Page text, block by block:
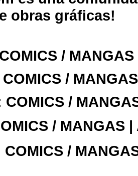
obras gráficas!
/
COMICS /
COMICS /
/ MANGAS |
COMICS /